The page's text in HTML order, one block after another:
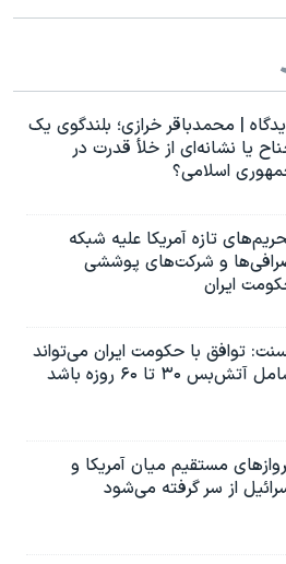
رهبری ایران
نوبل صلح
«سی‌پک»
| محمدباقر خرازی؛ بلندگوی یک
یا نشانه‌ای از خلأ قدرت در
اسلامی؟
تازه آمریکا علیه شبکه
و شرکت‌های پوششی
ایران
توافق با حکومت ایران می‌تواند
آتش‌بس ۳۰ تا ۶۰ روزه باشد
مستقیم میان آمریکا و
از سر گرفته می‌شود